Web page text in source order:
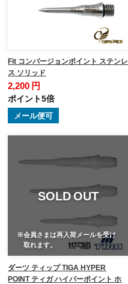
Fit コンバージョンポイント ステンレ
ス ソリッド
2,200 円
ポイント5倍
メール便可
SOLD OUT
※会員さまは再入荷メールを受け
取れます。
ダーツ ティップ TIGA HYPER
POINT ティガ ハイパーポイント ホ